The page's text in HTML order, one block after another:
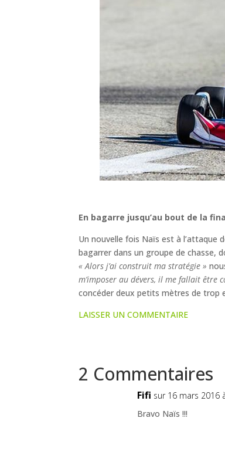
En bagarre jusqu’au bout de la
Un nouvelle fois Naïs est à l’attaque
bagarrer dans un groupe de chasse,
« Alors j’ai construit ma stratégie »
m’imposer au dévers, il me fallait être
concéder deux petits mètres de trop
LAISSER UN COMMENTAIRE
2 Commentaires
Fifi sur 16 mars 2016
Bravo Naïs !!!